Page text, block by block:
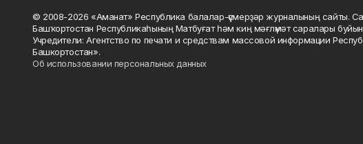
© 2008-2026 «Аманат» Республика балалар-үҫмерҙәр журналының сайты.
Башҡортостан Республикаһының Матбуғат һәм киң мәғлүмәт саралары
Учредители: Агентство по печати и средствам массовой информации
Башкортостан».
Об использовании персональных данных